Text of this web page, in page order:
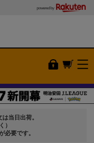
powered by
当日出荷。
）
必要です。